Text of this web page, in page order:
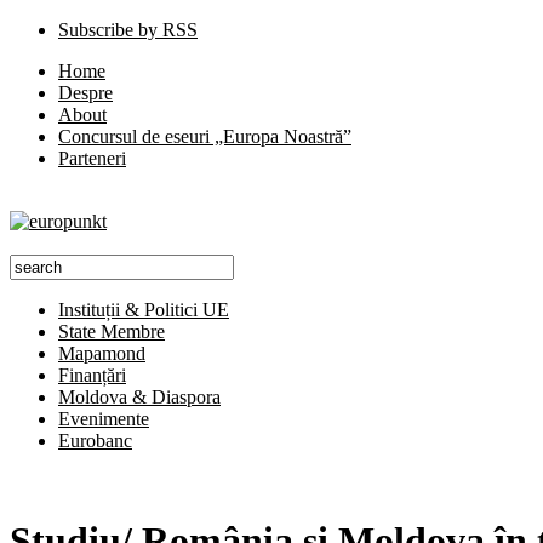
Subscribe by RSS
Home
Despre
About
Concursul de eseuri „Europa Noastră”
Parteneri
Instituții & Politici UE
State Membre
Mapamond
Finanțări
Moldova & Diaspora
Evenimente
Eurobanc